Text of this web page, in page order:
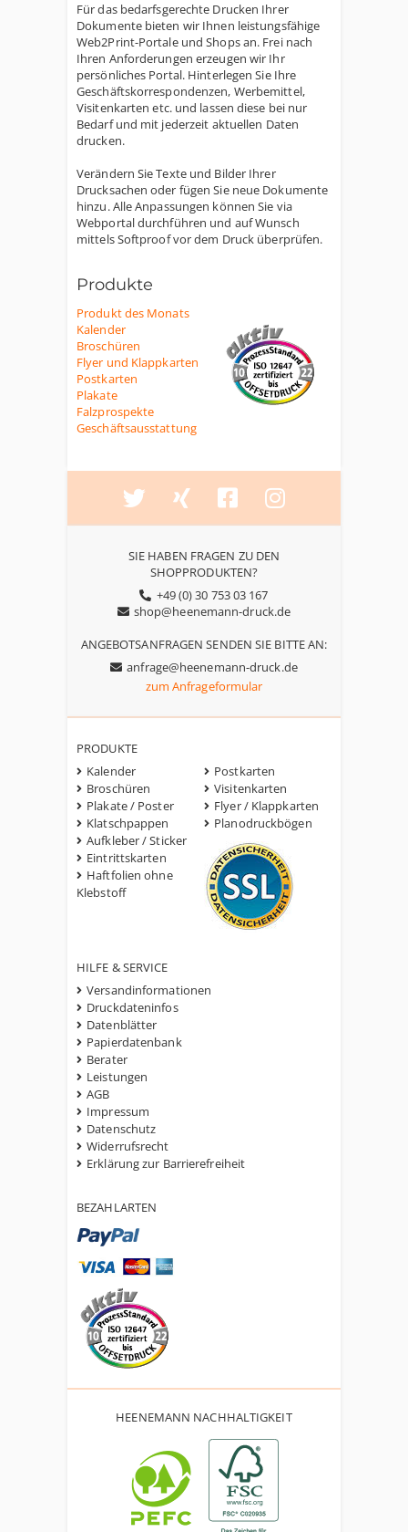
Für das bedarfsgerechte Drucken Ihrer
Dokumente bieten wir Ihnen leistungsfähige
Web2Print-Portale und Shops an. Frei nach
Ihren Anforderungen erzeugen wir Ihr
persönliches Portal. Hinterlegen Sie Ihre
Geschäftskorrespondenzen, Werbemittel,
Visitenkarten etc. und lassen diese bei nur
Bedarf und mit jederzeit aktuellen Daten
drucken.
Verändern Sie Texte und Bilder Ihrer
Drucksachen oder fügen Sie neue Dokumente
hinzu. Alle Anpassungen können Sie via
Webportal durchführen und auf Wunsch
mittels Softproof vor dem Druck überprüfen.
Produkte
Produkt des Monats
Kalender
Broschüren
Flyer und Klappkarten
Postkarten
Plakate
Falzprospekte
Geschäftsausstattung
SIE HABEN FRAGEN ZU DEN
SHOPPRODUKTEN?
+49 (0) 30 753 03 167
shop@heenemann-druck.de
ANGEBOTSANFRAGEN SENDEN SIE BITTE AN:
anfrage@heenemann-druck.de
zum Anfrageformular
PRODUKTE
Kalender
Broschüren
Plakate / Poster
Klatschpappen
Aufkleber / Sticker
Eintrittskarten
Haftfolien ohne
Klebstoff
Postkarten
Visitenkarten
Flyer / Klappkarten
Planodruckbögen
HILFE & SERVICE
Versandinformationen
Druckdateninfos
Datenblätter
Papierdatenbank
Berater
Leistungen
AGB
Impressum
Datenschutz
Widerrufsrecht
Erklärung zur Barrierefreiheit
BEZAHLARTEN
HEENEMANN NACHHALTIGKEIT